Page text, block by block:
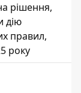
рішення,
дію
правил,
року